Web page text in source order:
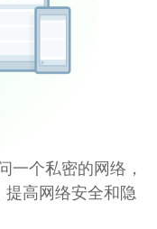
一个私密的网络，
高网络安全和隐